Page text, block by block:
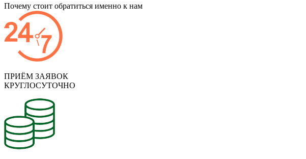
Почему стоит обратиться именно к нам
ПРИЁМ ЗАЯВОК
КРУГЛОСУТОЧНО